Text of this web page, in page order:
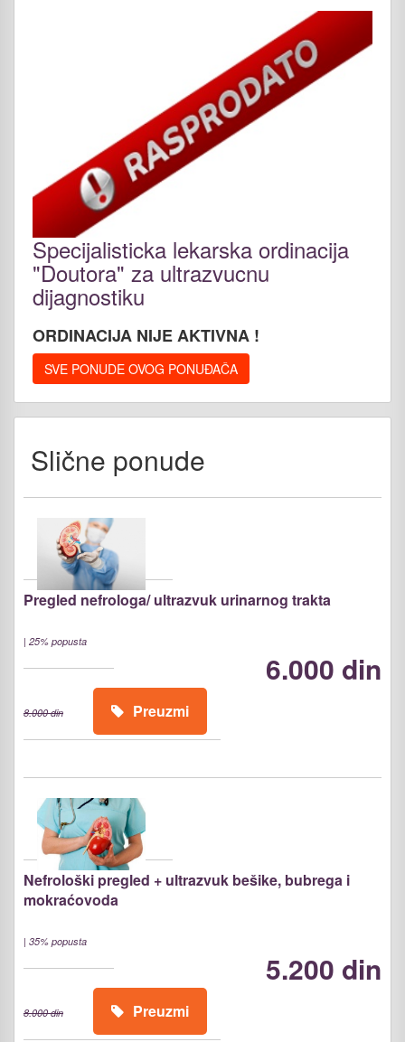
Specijalisticka lekarska ordinacija
"Doutora" za ultrazvucnu
dijagnostiku
ORDINACIJA NIJE AKTIVNA !
SVE PONUDE OVOG PONUĐAČA
Slične ponude
Pregled nefrologa/ ultrazvuk urinarnog trakta
| 25% popusta
6.000 din
8.000 din Preuzmi
Nefrološki pregled + ultrazvuk bešike, bubrega i
mokraćovoda
| 35% popusta
5.200 din
8.000 din Preuzmi